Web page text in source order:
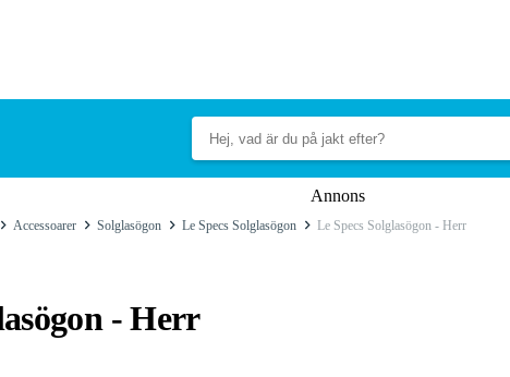
Annons
Accessoarer Solglasögon Le Specs Solglasögon Le Specs Solglasögon - Herr
- Herr